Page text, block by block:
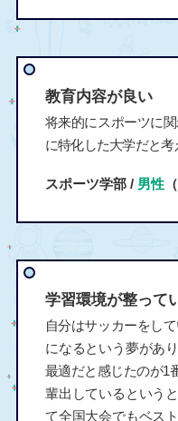
教育内容が良い
将来的にスポーツに
に特化した大学だと考
スポーツ学部 / 男性
学習環境が整って
自分はサッカーをし
になるという夢があ
最適だと感じたのが1
輩出しているという
て全国大会でもベス